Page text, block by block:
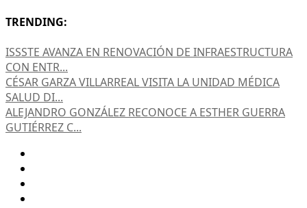
TRENDING:
ISSSTE AVANZA EN RENOVACIÓN DE INFRAESTRUCTURA
CON ENTR...
CÉSAR GARZA VILLARREAL VISITA LA UNIDAD MÉDICA
SALUD DI...
ALEJANDRO GONZÁLEZ RECONOCE A ESTHER GUERRA
GUTIÉRREZ C...